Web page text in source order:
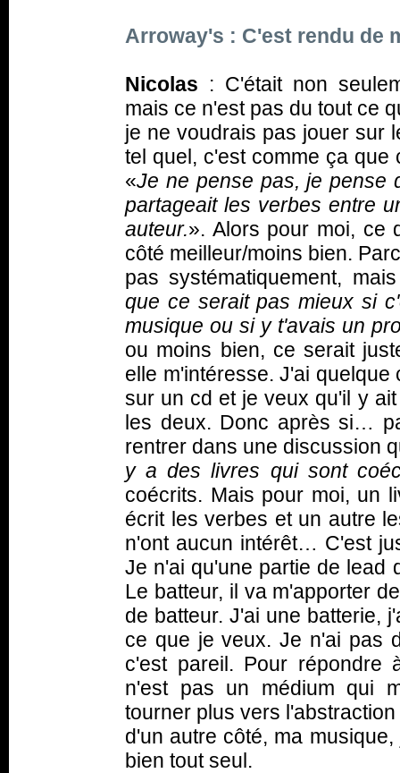
Arroway's : C'est rendu de
Nicolas : C'était non
mais ce n'est pas du tout ce
je ne voudrais pas jouer sur
tel quel, c'est comme ça
«Je ne pense pas, je pense
partageait les verbes entre
auteur.». Alors pour moi, ce
côté meilleur/moins bien.
pas systématiquement,
que ce serait pas mieux si
musique ou si y t'avais un
ou moins bien, ce serait
elle m'intéresse. J'ai
sur un cd et je veux qu'il y
les deux. Donc après si…
rentrer dans une discussion
y a des livres qui sont
coécrits. Mais pour moi, un
écrit les verbes et un autre
n'ont aucun intérêt… C'est
Je n'ai qu'une partie de lead
Le batteur, il va m'apporter
de batteur. J'ai une batterie,
ce que je veux. Je n'ai pas
c'est pareil. Pour répondre
n'est pas un médium qui
tourner plus vers
d'un autre côté, ma
bien tout seul.